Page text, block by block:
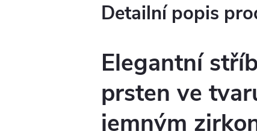
Detailní popis
Elegantní
prsten ve
jemným